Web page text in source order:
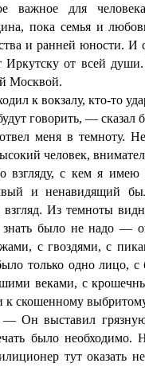
важное для
пока семья и
и ранней юности. И
Иркутску от всей
Москвой.
к вокзалу, кто-то
говорить, — сказал
меня в темноту.
человек,
взгляду, с кем я имею
и ненавидящий
Из темноты
было не надо —
с гвоздями, с
только одно лицо, с
веками, с
скошенному
Он выставил
было необходимо.
тут